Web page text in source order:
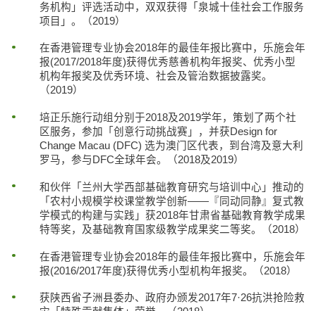
务机构」评选活动中，双双获得「泉城十佳社会工作服务
项目」。（2019）
在香港管理专业协会2018年的最佳年报比赛中，乐施会年
报(2017/2018年度)获得优秀慈善机构年报奖、优秀小型
机构年报奖及优秀环境、社会及管治数据披露奖。
（2019）
培正乐施行动组分别于2018及2019学年，策划了两个社
区服务，参加「创意行动挑战赛」，并获Design for
Change Macau (DFC) 选为澳门区代表，到台湾及意大利
罗马，参与DFC全球年会。（2018及2019）
和伙伴「兰州大学西部基础教育研究与培训中心」推动的
「农村小规模学校课堂教学创新——『同动同静』复式教
学模式的构建与实践」获2018年甘肃省基础教育教学成果
特等奖，及基础教育国家级教学成果奖二等奖。（2018）
在香港管理专业协会2018年的最佳年报比赛中，乐施会年
报(2016/2017年度)获得优秀小型机构年报奖。（2018）
获陕西省子洲县委办、政府办颁发2017年7·26抗洪抢险救